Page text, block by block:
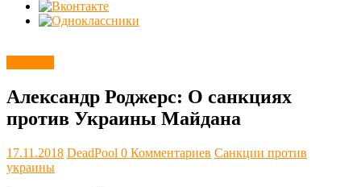
Александр Роджерс: О санкциях
против Украины Майдана
17.11.2018 DeadPool 0 Комментариев Санкции против
украины